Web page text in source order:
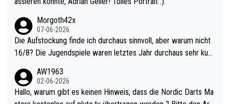
Morgoth42x
07-06-2026
Die Aufstockung finde ich durchaus sinnvoll, aber warum nicht
16/8? Die Jugendspiele waren letztes Jahr durchaus sehr kurz
Allerdings ist Mitchell Lawrie als Nummer 1 der Welt eh qualifi
ziert. Somit ändert die automatische Qualifikation des Weltmei
sters erstmal nichts. Ich denke sie wollen damit für nächstes J
AW1963
02-06-2026
Hallo, warum gibt es keinen Hinweis, dass die Nordic Darts Ma